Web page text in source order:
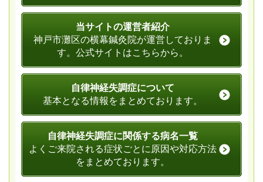
当サイトの運営者紹介
神戸市灘区の横幕鍼灸院が運営しておりま
す。公式サイトはこちらから。
自律神経失調症について
基本となる情報をまとめております。
自律神経失調症に関係する病名一覧
よくご来院される症状ごとに原因や対応方法
をまとめております。